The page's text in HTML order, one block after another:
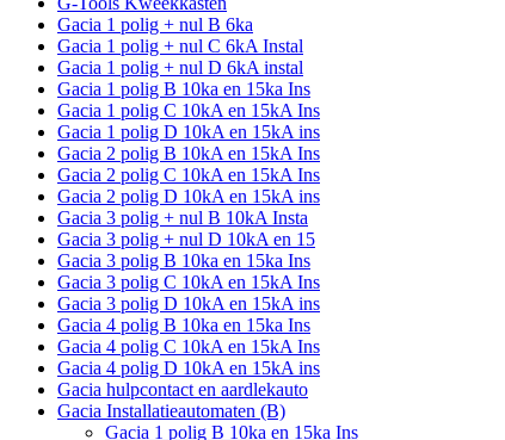
Gacia 1 polig + nul B 6ka
Gacia 1 polig + nul C 6kA Instal
Gacia 1 polig + nul D 6kA instal
Gacia 1 polig B 10ka en 15ka Ins
Gacia 1 polig C 10kA en 15kA Ins
Gacia 1 polig D 10kA en 15kA ins
Gacia 2 polig B 10kA en 15kA Ins
Gacia 2 polig C 10kA en 15kA Ins
Gacia 2 polig D 10kA en 15kA ins
Gacia 3 polig + nul B 10kA Insta
Gacia 3 polig + nul D 10kA en 15
Gacia 3 polig B 10ka en 15ka Ins
Gacia 3 polig C 10kA en 15kA Ins
Gacia 3 polig D 10kA en 15kA ins
Gacia 4 polig B 10ka en 15ka Ins
Gacia 4 polig C 10kA en 15kA Ins
Gacia 4 polig D 10kA en 15kA ins
Gacia hulpcontact en aardlekauto
Gacia Installatieautomaten (B)
Gacia 1 polig B 10ka en 15ka Ins